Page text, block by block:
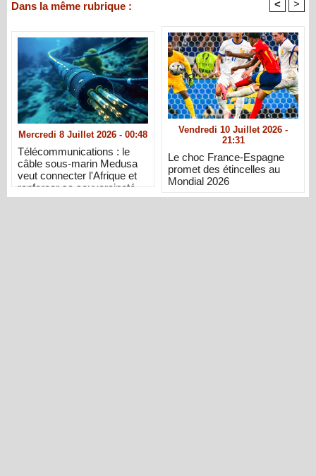
Dans la même rubrique : < >
Mercredi 8 Juillet 2026 - 00:48
Télécommunications : le
câble sous-marin Medusa
veut connecter l'Afrique et
renforcer sa souveraineté
numérique
Vendredi 10 Juillet 2026 -
21:31
Le choc France-Espagne
promet des étincelles au
Mondial 2026